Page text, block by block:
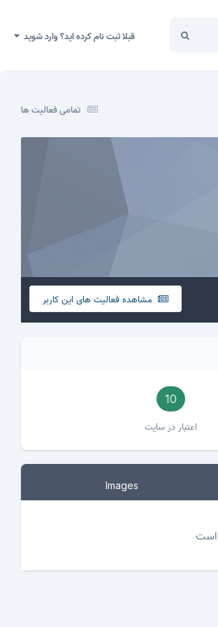
قبلا ثبت نام کرده اید؟ وارد شوید
تمامی فعالیت ها
مشاهده فعالیت های این کاربر
10
اعتبار در سایت
Images